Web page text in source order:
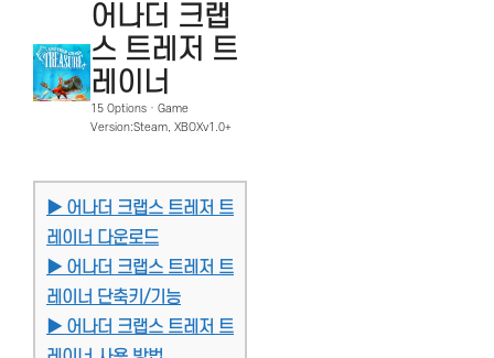
어나더 크랩
스 트레저 트
레이너
15 Options · Game
Version:Steam, XBOXv1.0+
▶ 어나더 크랩스 트레저 트
레이너 다운로드
▶ 어나더 크랩스 트레저 트
레이너 단축키/기능
▶ 어나더 크랩스 트레저 트